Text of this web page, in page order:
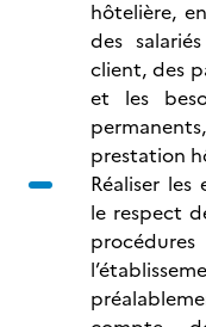
hôtelière,
des
client, des
et les
prestation
Réaliser
le respect